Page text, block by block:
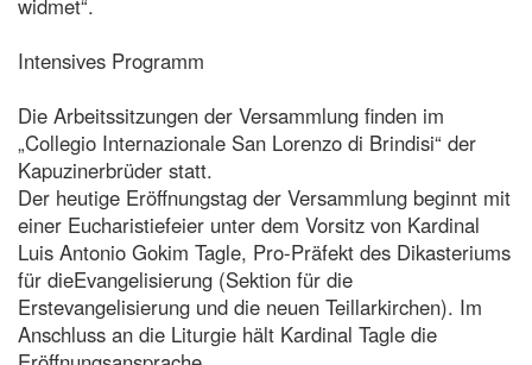
widmet“.
Intensives Programm
Die Arbeitssitzungen der Versammlung finden im
„Collegio Internazionale San Lorenzo di Brindisi“ der
Kapuzinerbrüder statt.
Der heutige Eröffnungstag der Versammlung beginnt mit
einer Eucharistiefeier unter dem Vorsitz von Kardinal
Luis Antonio Gokim Tagle, Pro-Präfekt des Dikasteriums
für dieEvangelisierung (Sektion für die
Erstevangelisierung und die neuen Teillarkirchen). Im
Anschluss an die Liturgie hält Kardinal Tagle die